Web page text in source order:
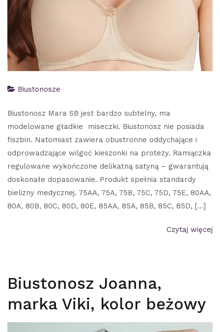
Biustonosze
Biustonosz Mara SB jest bardzo subtelny, ma
modelowane gładkie miseczki. Biustonosz nie posiada
fiszbin. Natomiast zawiera obustronne oddychające i
odprowadzające wilgoć kieszonki na protezy. Ramiączka
regulowane wykończone delikatną satyną – gwarantują
doskonałe dopasowanie. Produkt spełnia standardy
bielizny medycznej. 75AA, 75A, 75B, 75C, 75D, 75E, 80AA,
80A, 80B, 80C, 80D, 80E, 85AA, 85A, 85B, 85C, 85D, […]
Czytaj więcej
Biustonosz Joanna,
marka Viki, kolor beżowy